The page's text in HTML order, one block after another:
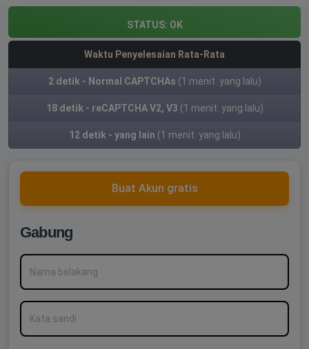
STATUS: OK
Waktu Penyelesaian Rata-Rata
2 detik - Normal CAPTCHAs (1 menit. yang lalu)
18 detik - reCAPTCHA V2, V3 (1 menit. yang lalu)
12 detik - yang lain (1 menit. yang lalu)
Buat Akun gratis
Gabung
Nama belakang
Kata sandi